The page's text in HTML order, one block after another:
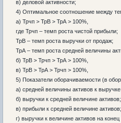
в) деловой активности;
4) Оптимальное соотношение между
а) Трчп > ТрВ > ТрА > 100%,
где Трчп – темп роста чистой прибыли;
ТрВ – темп роста выручки от продаж;
ТрА – темп роста средней величины
б) ТрВ > Трчп > ТрА > 100%,
в) ТрВ > ТрА > Трчп > 100%,
5) Показатели оборачиваемости (в
а) средней величины активов к
б) выручки к средней величине активов;
в) прибыли к средней величине активов;
г) выручки к величине активов на